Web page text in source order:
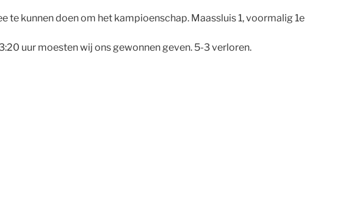
te kunnen doen om het kampioenschap. Maassluis 1, voormalig 1e
uur moesten wij ons gewonnen geven. 5-3 verloren.